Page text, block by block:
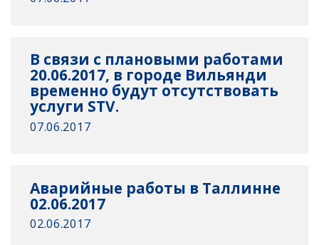
В связи с плановыми работами
20.06.2017, в городе Вильянди
временно будут отсутствовать
услуги STV.
07.06.2017
Аварийные работы в Таллинне
02.06.2017
02.06.2017